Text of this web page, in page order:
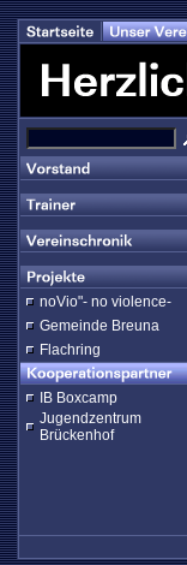
noVio"- no violence-
Gemeinde Breuna
Flachring
IB Boxcamp
Jugendzentrum
Brückenhof